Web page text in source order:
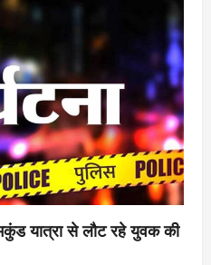
यात्रा से लौट रहे युवक की